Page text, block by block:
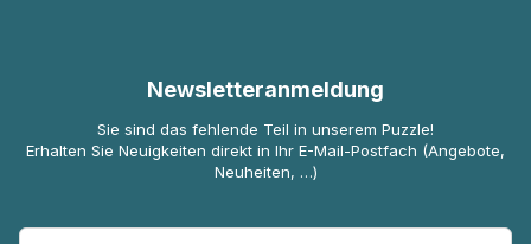
Newsletteranmeldung
Sie sind das fehlende Teil in unserem Puzzle!
Erhalten Sie Neuigkeiten direkt in Ihr E-Mail-Postfach (Angebote,
Neuheiten, …)